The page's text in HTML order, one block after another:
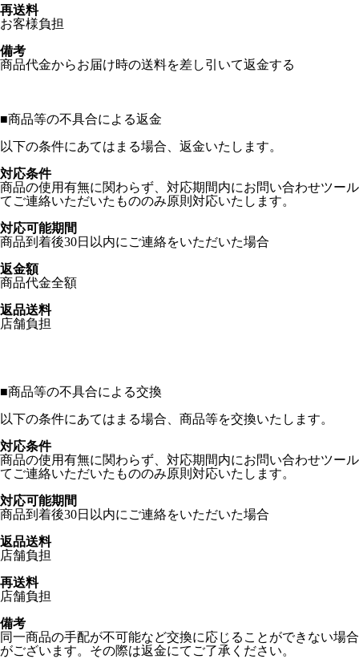
再送料
お客様負担
備考
商品代金からお届け時の送料を差し引いて返金する
■商品等の不具合による返金
以下の条件にあてはまる場合、返金いたします。
対応条件
商品の使用有無に関わらず、対応期間内にお問い合わせツール
てご連絡いただいたもののみ原則対応いたします。
対応可能期間
商品到着後30日以内にご連絡をいただいた場合
返金額
商品代金全額
返品送料
店舗負担
■商品等の不具合による交換
以下の条件にあてはまる場合、商品等を交換いたします。
対応条件
商品の使用有無に関わらず、対応期間内にお問い合わせツール
てご連絡いただいたもののみ原則対応いたします。
対応可能期間
商品到着後30日以内にご連絡をいただいた場合
返品送料
店舗負担
再送料
店舗負担
備考
同一商品の手配が不可能など交換に応じることができない場合
がございます。その際は返金にてご了承ください。